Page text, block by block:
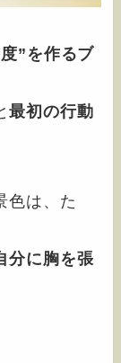
”を作るブ
最初の行動
色は、た
分に胸を張